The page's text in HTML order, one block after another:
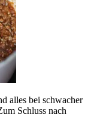
alles bei schwacher
Schluss nach